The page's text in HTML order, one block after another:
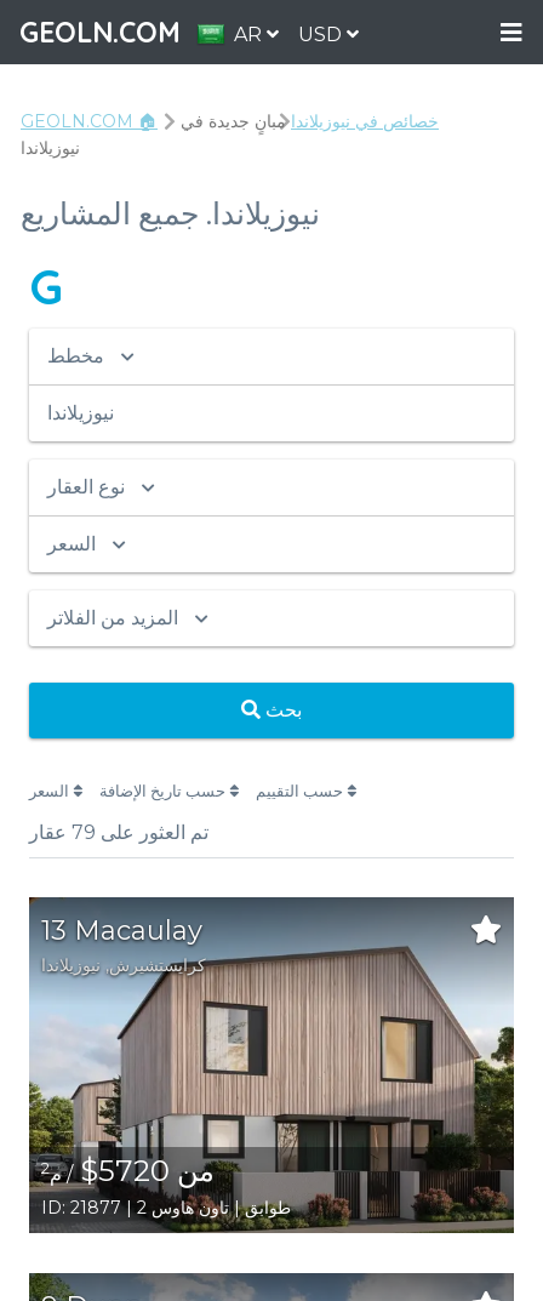
GEOLN.COM AR USD
GEOLN.COM 🏠 خصائص في نيوزيلاندا مبانٍ جديدة في
نيوزيلاندا
نيوزيلاندا. جميع المشاريع
G
مخطط
نيوزيلاندا
نوع العقار
السعر
المزيد من الفلاتر
بحث
تم العثور على 79 عقار
13 Macaulay
كرايستشيرش, نيوزيلاندا
من 5720$ / م2
ID: 21877 | 2 طوابق | تاون هاوس